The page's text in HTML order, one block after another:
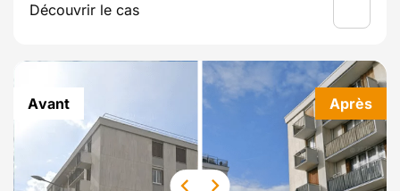
Découvrir le cas